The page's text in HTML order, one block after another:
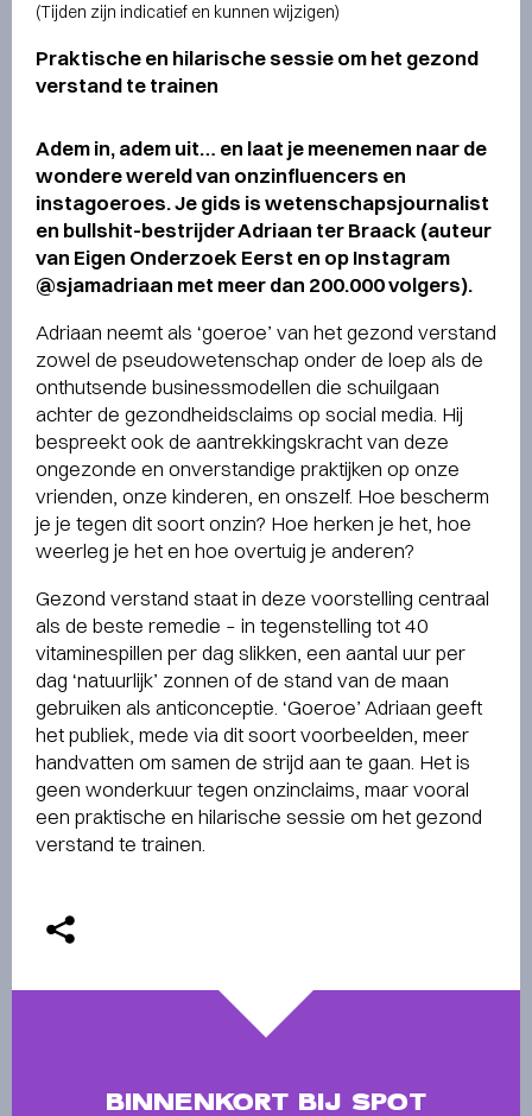
(Tijden zijn indicatief en kunnen wijzigen)
Praktische en hilarische sessie om het gezond
verstand te trainen
Adem in, adem uit… en laat je meenemen naar de
wondere wereld van onzinfluencers en
instagoeroes. Je gids is wetenschapsjournalist
en bullshit-bestrijder Adriaan ter Braack (auteur
van Eigen Onderzoek Eerst en op Instagram
@sjamadriaan met meer dan 200.000 volgers).
Adriaan neemt als ‘goeroe’ van het gezond verstand
zowel de pseudowetenschap onder de loep als de
onthutsende businessmodellen die schuilgaan
achter de gezondheidsclaims op social media. Hij
bespreekt ook de aantrekkingskracht van deze
ongezonde en onverstandige praktijken op onze
vrienden, onze kinderen, en onszelf. Hoe bescherm
je je tegen dit soort onzin? Hoe herken je het, hoe
weerleg je het en hoe overtuig je anderen?
Gezond verstand staat in deze voorstelling centraal
als de beste remedie – in tegenstelling tot 40
vitaminespillen per dag slikken, een aantal uur per
dag ‘natuurlijk’ zonnen of de stand van de maan
gebruiken als anticonceptie. ‘Goeroe’ Adriaan geeft
het publiek, mede via dit soort voorbeelden, meer
handvatten om samen de strijd aan te gaan. Het is
geen wonderkuur tegen onzinclaims, maar vooral
een praktische en hilarische sessie om het gezond
verstand te trainen.
BINNENKORT BIJ SPOT